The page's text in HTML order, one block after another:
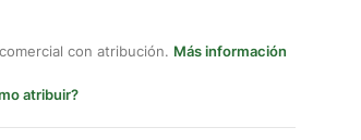
con atribución. Más información
atribuir?